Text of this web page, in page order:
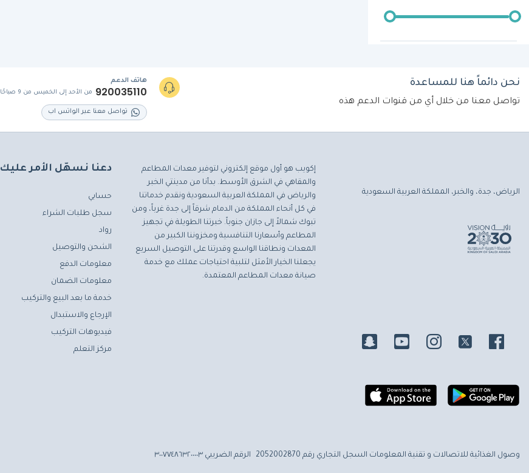
نحن دائماً هنا للمساعدة
تواصل معنا من خلال أي من قنوات الدعم هذه
هاتف الدعم
920035110 من الأحد إلى الخميس من 9 صباحًا وحتى 5 مساءً
تواصل معنا عبر الواتس اب
الرياض، جدة، والخبر، المملكة العربية السعودية
إكويب هو أول موقع إلكتروني لتوفير معدات المطاعم
والمقاهي في الشرق الأوسط. بدأنا من مدينتي الخبر
والرياض في المملكة العربية السعودية ونقدم خدماتنا
في كل أنحاء المملكة من الدمام شرقاً إلى جدة غرباً، ومن
تبوك شمالاً إلى جازان جنوباً. خبرتنا الطويلة في تجهيز
المطاعم وأسعارنا التنافسية ومخزوننا الكبير من
المعدات ونطاقنا الواسع وقدرتنا على التوصيل السريع
يجعلنا الخيار الأمثل لتلبية احتياجات عملك مع خدمة
صيانة معدات المطاعم المعتمدة.
دعنا نسهّل الأمر عليك
حسابي
سجل طلبات الشراء
رواد
الشحن والتوصيل
معلومات الدفع
معلومات الضمان
خدمة ما بعد البيع والتركيب
الإرجاع والاستبدال
فيديوهات التركيب
مركز التعلم
وصول الغذائية للاتصالات و تقنية المعلومات السجل التجاري رقم 2052002870 الرقم الضريبي ٣٠٠٧٧٤٨٦٣٢٠٠٠٠٣